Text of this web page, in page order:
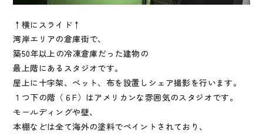
↑横にスライド↑
湾岸エリアの倉庫街で、
築50年以上の冷凍倉庫だった建物の
最上階にあるスタジオです。
屋上に十字架、ベット、布を設置しシェア撮影を行います。
１つ下の階（６F）はアメリカンな雰囲気のスタジオです。
モールディングや壁、
本棚などは全て海外の塗料でペイントされており、